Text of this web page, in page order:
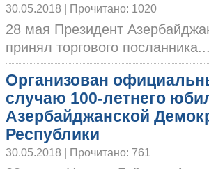
30.05.2018 | Прочитано: 1020
28 мая Президент
принял торгового
Организован
случаю 100-летнего
Азербайджанской
Республики
30.05.2018 | Прочитано: 761